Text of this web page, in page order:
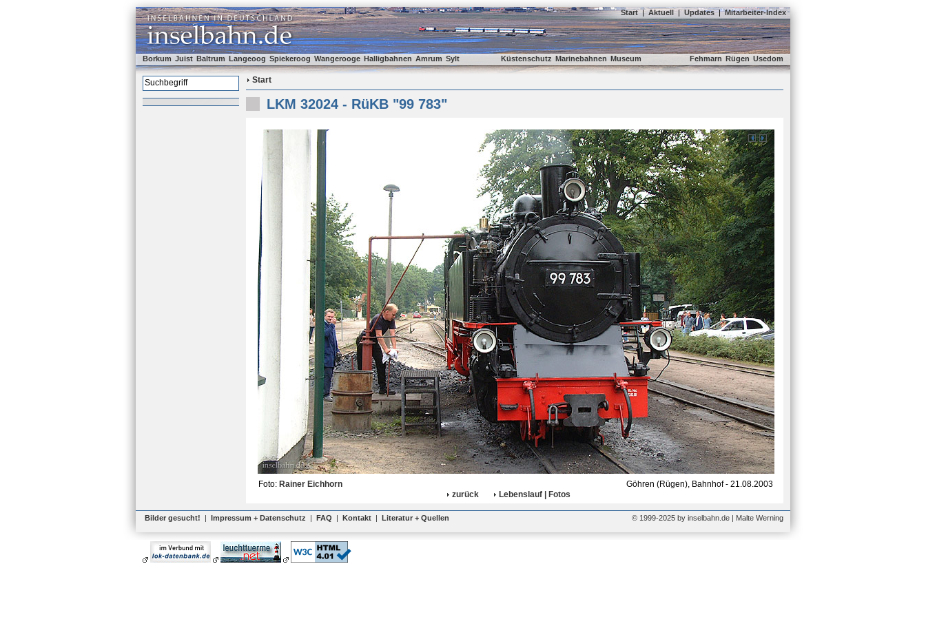
Start | Aktuell | Updates | Mitarbeiter-Index
Borkum Juist Baltrum Langeoog Spiekeroog Wangerooge Halligbahnen Amrum Sylt Küstenschutz Marinebahnen Museum Fehmarn Rügen Usedom
Start
LKM 32024 - RüKB "99 783"
Foto: Rainer Eichhorn
Göhren (Rügen), Bahnhof - 21.08.2003
zurück
Lebenslauf | Fotos
Bilder gesucht! | Impressum + Datenschutz | FAQ | Kontakt | Literatur + Quellen © 1999-2025 by inselbahn.de | Malte Werning